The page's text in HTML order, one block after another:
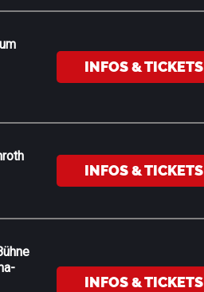
INFOS & TICKETS
INFOS & TICKETS
INFOS & TICKETS